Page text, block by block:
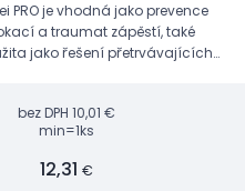
PRO je vhodná jako prevence
a traumat zápěstí, také
jako řešení přetrvávajících
bez DPH 10,01 €
min=1ks
12,31 €